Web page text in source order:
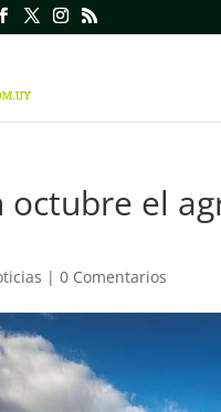
octubre el
|0 Comentarios